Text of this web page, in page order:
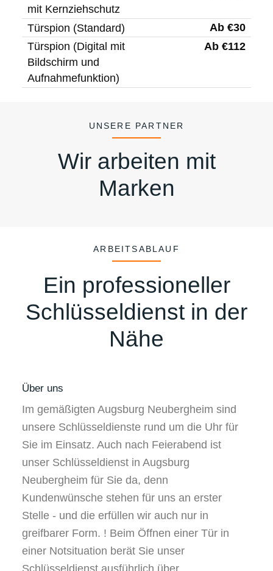
mit Kernziehschutz
Türspion (Standard)
Ab €30
Türspion (Digital mit
Bildschirm und
Aufnahmefunktion)
Ab €112
UNSERE PARTNER
Wir arbeiten mit
Marken
ARBEITSABLAUF
Ein professioneller
Schlüsseldienst in der
Nähe
Über uns
Im gemäßigten Augsburg Neubergheim sind
unsere Schlüsseldienste rund um die Uhr für
Sie im Einsatz. Auch nach Feierabend ist
unser Schlüsseldienst in Augsburg
Neubergheim für Sie da, denn
Kundenwünsche stehen für uns an erster
Stelle - und die erfüllen wir auch nur in
greifbarer Form. ! Beim Öffnen einer Tür in
einer Notsituation berät Sie unser
Schlüsseldienst ausführlich über